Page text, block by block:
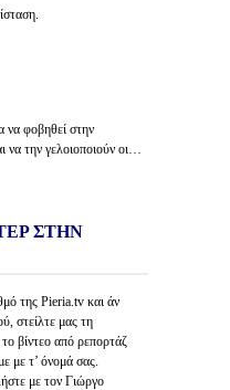
φοβηθεί στην
να την γελοιοποιούν οι…
ΣΤΗΝ
της Pieria.tv και άν
στείλτε μας τη
βίντεο από ρεπορτάζ
με τ’ όνομά σας.
με τον Γιώργο